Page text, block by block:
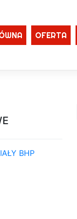
OFERTA
BHP